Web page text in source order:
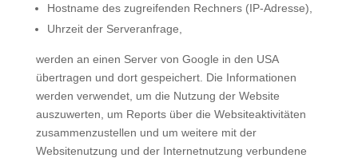
Hostname des zugreifenden Rechners (IP-Adresse),
Uhrzeit der Serveranfrage,
werden an einen Server von Google in den USA
übertragen und dort gespeichert. Die Informationen
werden verwendet, um die Nutzung der Website
auszuwerten, um Reports über die Websiteaktivitäten
zusammenzustellen und um weitere mit der
Websitenutzung und der Internetnutzung verbundene